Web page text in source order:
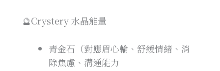
🔮Crystery 水晶能量
青金石（對應眉心輪、舒緩情緒、消
除焦慮、溝通能力